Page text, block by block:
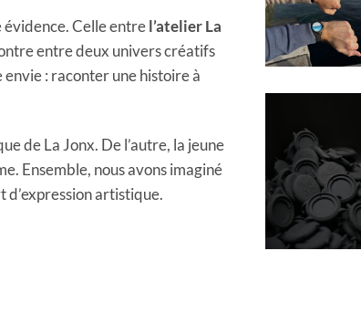
évidence. Celle entrel’atelier La
entre deux univers créatifs
envie : raconter une histoire à
de La Jonx. De l’autre, la jeune
Ensemble, nous avons imaginé
artistique.